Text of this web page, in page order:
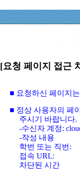
[요청 페이지 접근
■ 요청하신 페이지
■ 정상 사용자의 페
주시기 바랍니다.
-수신자 계정:
-작성 내용
학번 또는 직번:
접속 URL:
차단된 시간